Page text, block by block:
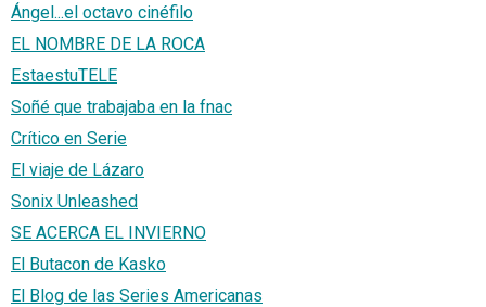
Ángel...el octavo cinéfilo
EL NOMBRE DE LA ROCA
EstaestuTELE
Soñé que trabajaba en la fnac
Crítico en Serie
El viaje de Lázaro
Sonix Unleashed
SE ACERCA EL INVIERNO
El Butacon de Kasko
El Blog de las Series Americanas